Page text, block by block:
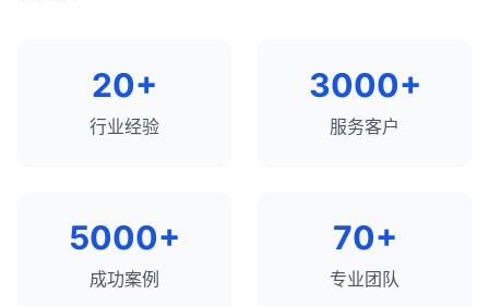
解。通过持续分析和优化，你可以不断提高网站的搜
索可见度和有机流量，实现业务目标。
关注内容的质量和价值，而非数量。
总结来说，使用SEO工具进行内容分析是评估内容性
搜索可见度、用户参与度和转化率。内容分析应该是
任何全面SEO策略的核心组成部分，需要定期进行以
适应不断变化的用户需求和搜索环境。
根据影响和可行性对策略进行优先级排序。
制定详细的实施计划和时间表。
iSpionage。
内容分析工具
：BuzzSumo、Clearscope、
MarketMuse。
20+
行业经验
3000+
服务客户
5000+
成功案例
70+
专业团队